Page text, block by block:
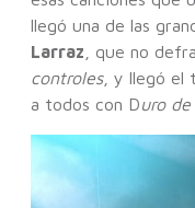
llegó una de las
Larraz , que no
controles, y llegó el
a todos con Duro